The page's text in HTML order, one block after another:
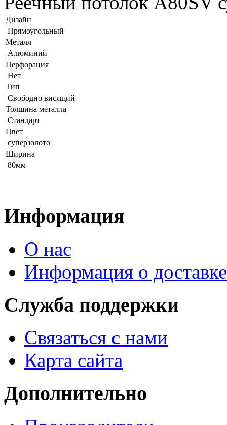
Дизайн
Прямоугольный
Металл
Алюминий
Перфорация
Нет
Тип
Свободно висящий
Толщина металла
Стандарт
Цвет
суперзолото
Ширина
80мм
Информация
О нас
Информация о доставке
Служба поддержки
Связаться с нами
Карта сайта
Дополнительно